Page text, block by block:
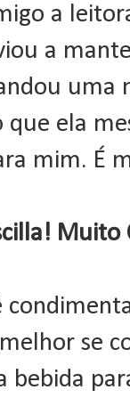
a
a
uma
ela
mim. É
se
bebida